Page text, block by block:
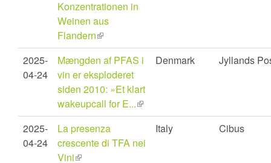
Konzentrationen in
Weinen aus
Flandern(link
is
external)
2025-
04-24
Mængden af PFAS i
vin er eksploderet
siden 2010: »Et klart
wakeupcall for E...(link
is
external)
Denmark Jyllands
2025-
04-24
La presenza
crescente di TFA nei
Vini(link
Italy Cibus